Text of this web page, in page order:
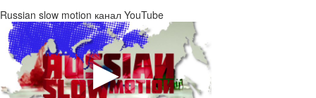
Russian slow motion канал YouTube